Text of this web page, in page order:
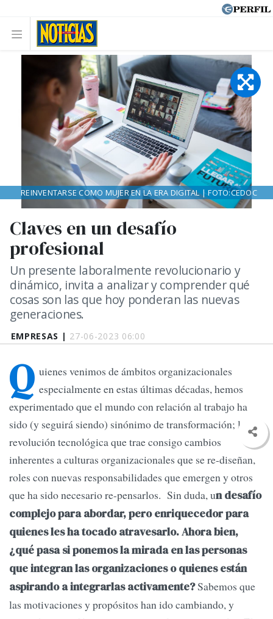
EMPRESAS | 27-06-2023 06:00
Claves en un desafío
profesional
Un presente laboralmente revolucionario y
dinámico, invita a analizar y comprender qué
cosas son las que hoy ponderan las nuevas
generaciones.
REINVENTARSE COMO MUJER EN LA ERA DIGITAL | FOTO:CEDOC
Q uienes venimos de ámbitos organizacionales
especialmente en estas últimas décadas, hemos
experimentado que el mundo con relación al trabajo ha
sido (y seguirá siendo) sinónimo de transformación; la
revolución tecnológica que trae consigo cambios
inherentes a culturas organizacionales que se re-diseñan,
roles con nuevas responsabilidades que emergen y otros
que ha sido necesario re-pensarlos. Sin duda, un desafío
complejo para abordar, pero enriquecedor para
quienes les ha tocado atravesarlo. Ahora bien,
¿qué pasa si ponemos la mirada en las personas
que integran las organizaciones o quienes están
aspirando a integrarlas activamente?Sabemos que
las motivaciones y propósitos han ido cambiando, y